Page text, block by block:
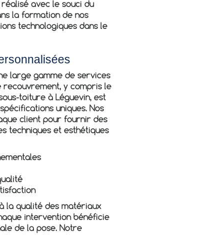
avec le souci du
la formation de nos
technologiques dans le
large gamme de services
y compris le
toiture à Léguevin, est
uniques. Nos
client pour fournir des
techniques et esthétiques
la qualité des matériaux
intervention bénéficie
de la pose. Notre